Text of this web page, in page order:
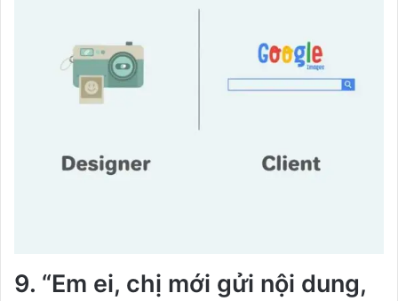
9. “Em ei, chị mới gửi nội dung,